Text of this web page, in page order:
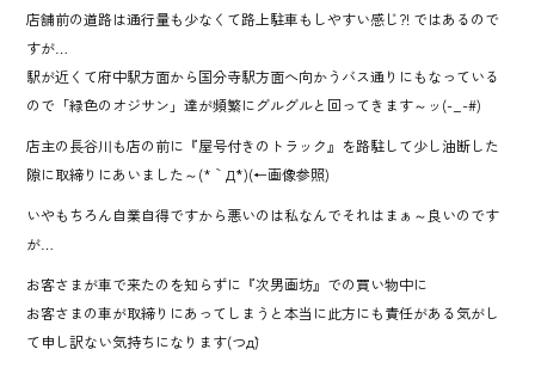
店舗前の道路は通行量も少なくて路上駐車もしやすい感じ?! ではあるので
すが…
駅が近くて府中駅方面から国分寺駅方面へ向かうバス通りにもなっている
ので「緑色のオジサン」達が頻繁にグルグルと回ってきます～ッ(-_-#)
店主の長谷川も店の前に『屋号付きのトラック』を路駐して少し油断した
隙に取締りにあいました～(*｀Д´*)(←画像参照)
いやもちろん自業自得ですから悪いのは私なんでそれはまぁ～良いのです
が…
お客さまが車で来たのを知らずに『次男画坊』での買い物中に
お客さまの車が取締りにあってしまうと本当に此方にも責任がある気がし
て申し訳ない気持ちになります(つд`)